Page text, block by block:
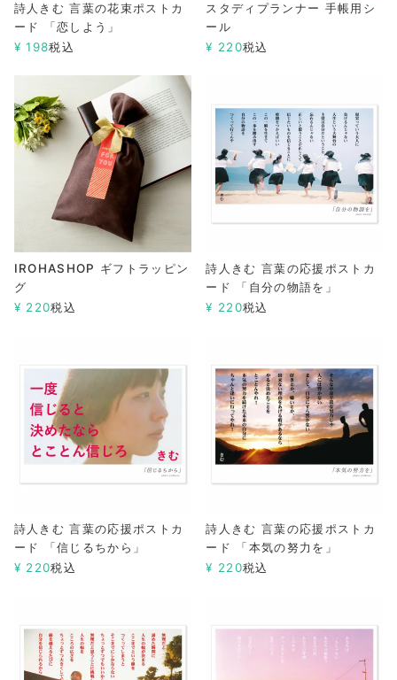
詩人きむ 言葉の花束ポストカ
ード 「恋しよう」
¥ 198税込
スタディプランナー 手帳用シ
ール
¥ 220税込
IROHASHOP ギフトラッピン
グ
¥ 220税込
詩人きむ 言葉の応援ポストカ
ード 「自分の物語を」
¥ 220税込
詩人きむ 言葉の応援ポストカ
ード 「信じるちから」
¥ 220税込
詩人きむ 言葉の応援ポストカ
ード 「本気の努力を」
¥ 220税込